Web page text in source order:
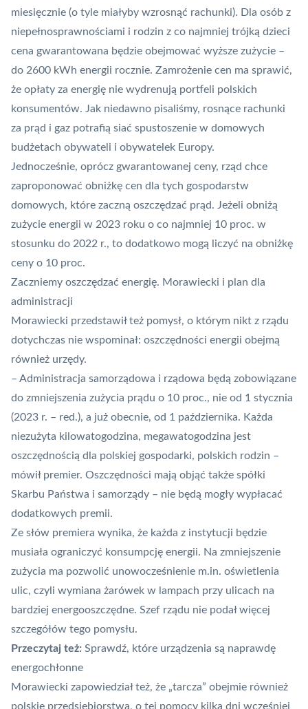
miesięcznie (o tyle miałyby wzrosnąć rachunki). Dla osób z
niepełnosprawnościami i rodzin z co najmniej trójką dzieci
cena gwarantowana będzie obejmować wyższe zużycie –
do 2600 kWh energii rocznie. Zamrożenie cen ma sprawić,
że opłaty za energię nie wydrenują portfeli polskich
konsumentów. Jak niedawno pisaliśmy, rosnące rachunki
za prąd i gaz potrafią siać spustoszenie w domowych
budżetach obywateli i obywatelek Europy.
Jednocześnie, oprócz gwarantowanej ceny, rząd chce
zaproponować obniżkę cen dla tych gospodarstw
domowych, które zaczną oszczędzać prąd. Jeżeli obniżą
zużycie energii w 2023 roku o co najmniej 10 proc. w
stosunku do 2022 r., to dodatkowo mogą liczyć na obniżkę
ceny o 10 proc.
Zaczniemy oszczędzać energię. Morawiecki i plan dla
administracji
Morawiecki przedstawił też pomysł, o którym nikt z rządu
dotychczas nie wspominał: oszczędności energii obejmą
również urzędy.
– Administracja samorządowa i rządowa będą zobowiązane
do zmniejszenia zużycia prądu o 10 proc., nie od 1 stycznia
(2023 r. – red.), a już obecnie, od 1 października. Każda
niezużyta kilowatogodzina, megawatogodzina jest
oszczędnością dla polskiej gospodarki, polskich rodzin –
mówił premier. Oszczędności mają objąć także spółki
Skarbu Państwa i samorządy – nie będą mogły wypłacać
dodatkowych premii.
Ze słów premiera wynika, że każda z instytucji będzie
musiała ograniczyć konsumpcję energii. Na zmniejszenie
zużycia ma pozwolić unowocześnienie m.in. oświetlenia
ulic, czyli wymiana żarówek w lampach przy ulicach na
bardziej energooszczędne. Szef rządu nie podał więcej
szczegółów tego pomysłu.
Przeczytaj też: Sprawdź, które urządzenia są naprawdę
energochłonne
Morawiecki zapowiedział też, że „tarcza” obejmie również
polskie przedsiębiorstwa, o tej pomocy kilka dni wcześniej